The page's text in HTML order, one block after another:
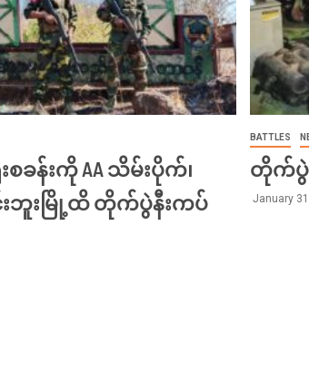
ခန်းကို AA သိမ်းပိုက်၊
ဘူးမြို့ထိ တိုက်ပွဲနီးကပ်
BATTLES
တိုက်ပွဲ
January